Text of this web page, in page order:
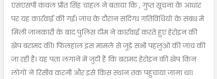
एसएसपी कंवल प्रीत सिंह चाहल ने बताया कि , गुप्त सूचना के आधार
पर यह कार्रवाई की गई। जांच के दौरान संदिग्ध गतिविधियों के संबंध में
मिली जानकारी के बाद पुलिस टीम ने कार्रवाई करते हुए हेरोइन की
खेप बरामद की। फिलहाल इस मामले से जुड़े सभी पहलुओं की जांच की
जा रही है। यह पता लगाने में जुटी है कि बरामद हेरोइन की खेप किन
लोगों ने रिसीव करनी और इसे किस स्थान तक पहुंचाया जाना था।